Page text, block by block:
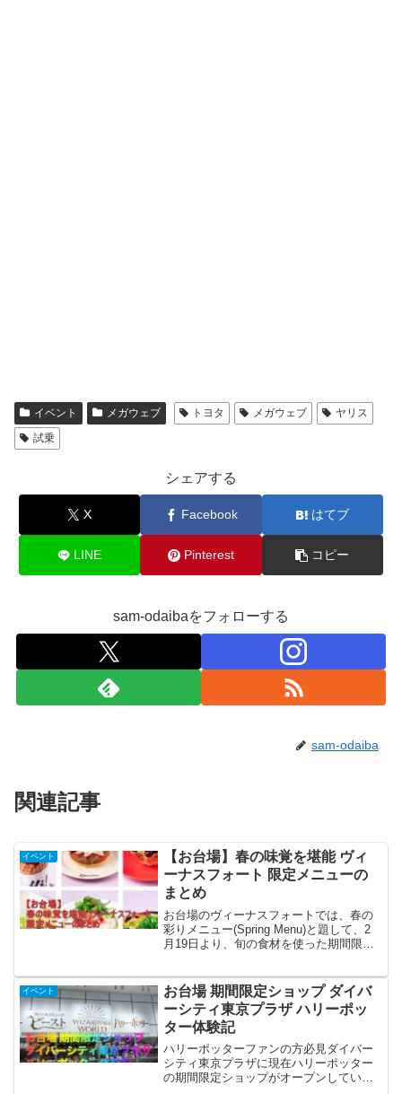
イベント メガウェブ トヨタ メガウェブ
ヤリス
試乗
シェアする
X Facebook はてブ
LINE Pinterest コピー
sam-odaibaをフォローする
sam-odaiba
関連記事
イベント
【お台場】春の味覚を堪能 ヴィ
ーナスフォート 限定メニューの
まとめ
お台場のヴィーナスフォートでは、春の
彩りメニュー(Spring Menu)と題して、2
月19日より、旬の食材を使った期間限定
イベント
お台場 期間限定ショップ ダイバ
ーシティ東京プラザ ハリーポッ
ター体験記
ハリーポッターファンの方必見ダイバー
シティ東京プラザに現在ハリーポッター
の期間限定ショップがオープンしていま